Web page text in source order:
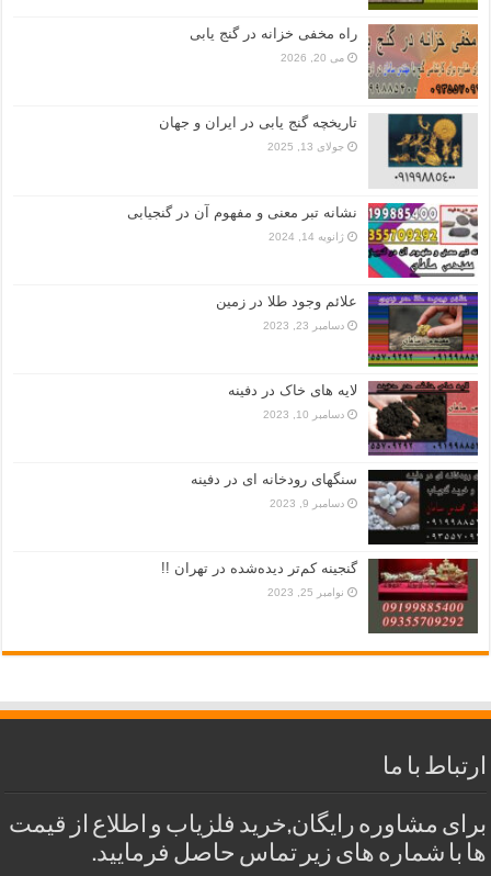
راه مخفی خزانه در گنج یابی
می 20, 2026
تاریخچه گنج‌ یابی در ایران و جهان
جولای 13, 2025
نشانه تبر معنی و مفهوم آن در گنجیابی
ژانویه 14, 2024
علائم وجود طلا در زمین
دسامبر 23, 2023
لایه های خاک در دفینه
دسامبر 10, 2023
سنگهای رودخانه ای در دفینه
دسامبر 9, 2023
گنجینه کم‌تر دیده‌شده در تهران !!
نوامبر 25, 2023
ارتباط با ما
برای مشاوره رایگان,خرید فلزیاب و اطلاع از قیمت
ها با شماره های زیر تماس حاصل فرمایید.